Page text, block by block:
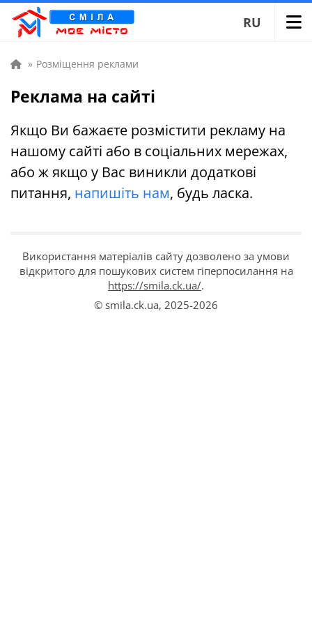
RU
» Розміщення реклами
Реклама на сайті
Якщо Ви бажаєте розмістити рекламу на
нашому сайті або в соціальних мережах,
або ж якщо у Вас виникли додаткові
питання, напишіть нам, будь ласка.
Використання матеріалів сайту дозволено за умови
відкритого для пошукових систем гіперпосилання на
https://smila.ck.ua/.
© smila.ck.ua, 2025-2026